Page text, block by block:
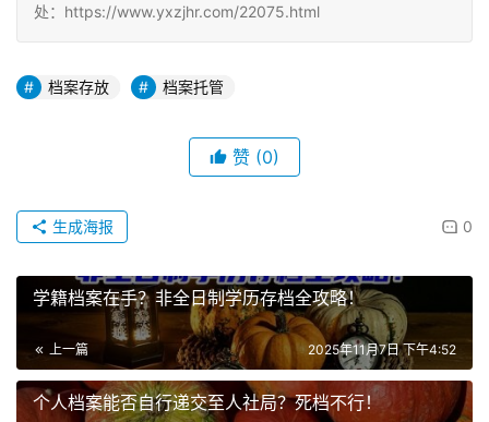
处：https://www.yxzjhr.com/22075.html
档案存放 档案托管
赞 (0)
0
生成海报
学籍档案在手？非全日制学历存档全攻略！
上一篇 2025年11月7日 下午4:52
个人档案能否自行递交至人社局？死档不行！